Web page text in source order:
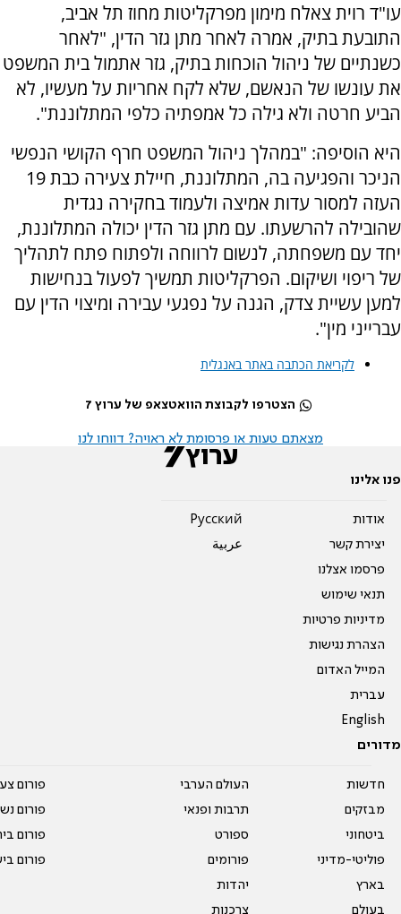
עו"ד רוית צאלח מימון מפרקליטות מחוז תל אביב,
התובעת בתיק, אמרה לאחר מתן גזר הדין, "לאחר
כשנתיים של ניהול הוכחות בתיק, גזר אתמול בית המשפט
את עונשו של הנאשם, שלא לקח אחריות על מעשיו, לא
הביע חרטה ולא גילה כל אמפתיה כלפי המתלוננת".
היא הוסיפה: "במהלך ניהול המשפט חרף הקושי הנפשי
הניכר והפגיעה בה, המתלוננת, חיילת צעירה כבת 19
העזה למסור עדות אמיצה ולעמוד בחקירה נגדית
שהובילה להרשעתו. עם מתן גזר הדין יכולה המתלוננת,
יחד עם משפחתה, לנשום לרווחה ולפתוח פתח לתהליך
של ריפוי ושיקום. הפרקליטות תמשיך לפעול בנחישות
למען עשיית צדק, הגנה על נפגעי עבירה ומיצוי הדין עם
עברייני מין".
לקריאת הכתבה באתר באנגלית
הצטרפו לקבוצת הוואטצאפ של ערוץ 7
מצאתם טעות או פרסומת לא ראויה? דווחו לנו
פנו אלינו
אודות
יצירת קשר
פרסמו אצלנו
תנאי שימוש
מדיניות פרטיות
הצהרת נגישות
המייל האדום
עברית
English
Pусский
عربية
מדורים
חדשות
מבזקים
ביטחוני
פוליטי-מדיני
בארץ
בעולם
העולם הערבי
תרבות ופנאי
ספורט
פורומים
יהדות
צרכנות
פורום
פורום
פורום
פורום